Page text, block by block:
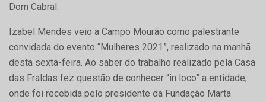
Dom Cabral.
Izabel Mendes veio a Campo Mourão como palestrante
convidada do evento “Mulheres 2021”, realizado na manhã
desta sexta-feira. Ao saber do trabalho realizado pela Casa
das Fraldas fez questão de conhecer “in loco” a entidade,
onde foi recebida pelo presidente da Fundação Marta